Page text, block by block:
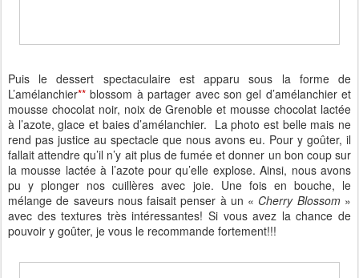
Puis le dessert spectaculaire est apparu sous la forme de
L’amélanchier** blossom à partager avec son gel d’amélanchier et
mousse chocolat noir, noix de Grenoble et mousse chocolat lactée
à l’azote, glace et baies d’amélanchier. La photo est belle mais ne
rend pas justice au spectacle que nous avons eu. Pour y goûter, il
fallait attendre qu’il n’y ait plus de fumée et donner un bon coup sur
la mousse lactée à l’azote pour qu’elle explose. Ainsi, nous avons
pu y plonger nos cuillères avec joie. Une fois en bouche, le
mélange de saveurs nous faisait penser à un « Cherry Blossom»
avec des textures très intéressantes! Si vous avez la chance de
pouvoir y goûter, je vous le recommande fortement!!!